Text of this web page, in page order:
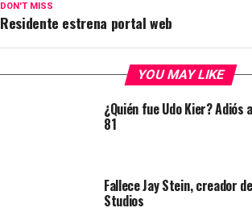
DON'T MISS
Residente estrena portal web
YOU MAY LIKE
¿Quién fue Udo Kier?
81
Fallece Jay Stein, creador
Studios